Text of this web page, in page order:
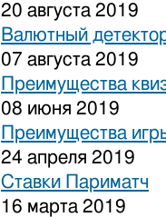
20 августа 2019
Валютный
07 августа 2019
Преимущества
08 июня 2019
Преимущества
24 апреля 2019
Ставки Париматч
16 марта 2019